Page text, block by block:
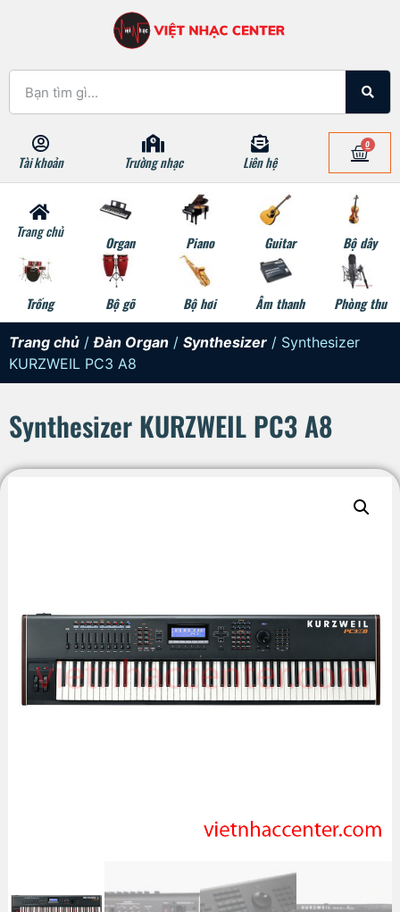
Tài khoản Trường nhạc Liên hệ
0
Trang chủ
Organ Piano Guitar Bộ dây
Trống Bộ gõ Bộ hơi Âm thanh Phòng thu
Trang chủ /Đàn Organ / Synthesizer / Synthesizer
KURZWEIL PC3 A8
Synthesizer KURZWEIL PC3 A8